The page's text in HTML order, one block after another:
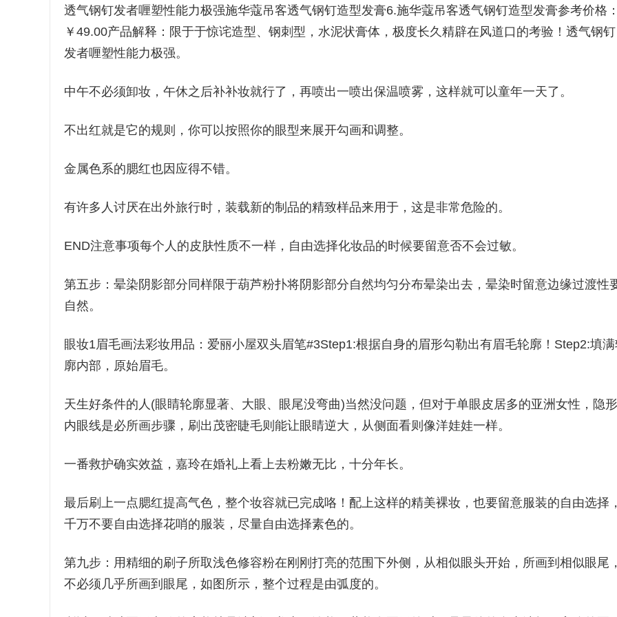
透气钢钉发者喱塑性能力极强施华蔻吊客透气钢钉造型发膏6.施华蔻吊客透气钢钉造型发膏参考价格
￥49.00产品解释：限于于惊诧造型、钢刺型，水泥状膏体，极度长久精辟在风道口的考验！透气钢钉
发者喱塑性能力极强。
中午不必须卸妆，午休之后补补妆就行了，再喷出一喷出保温喷雾，这样就可以童年一天了。
不出红就是它的规则，你可以按照你的眼型来展开勾画和调整。
金属色系的腮红也因应得不错。
有许多人讨厌在出外旅行时，装载新的制品的精致样品来用于，这是非常危险的。
END注意事项每个人的皮肤性质不一样，自由选择化妆品的时候要留意否不会过敏。
第五步：晕染阴影部分同样限于葫芦粉扑将阴影部分自然均匀分布晕染出去，晕染时留意边缘过渡性
自然。
眼妆1眉毛画法彩妆用品：爱丽小屋双头眉笔#3Step1:根据自身的眉形勾勒出有眉毛轮廓！Step2:填
廓内部，原始眉毛。
天生好条件的人(眼睛轮廓显著、大眼、眼尾没弯曲)当然没问题，但对于单眼皮居多的亚洲女性，隐形
内眼线是必所画步骤，刷出茂密睫毛则能让眼睛逆大，从侧面看则像洋娃娃一样。
一番救护确实效益，嘉玲在婚礼上看上去粉嫩无比，十分年长。
最后刷上一点腮红提高气色，整个妆容就已完成咯！配上这样的精美裸妆，也要留意服装的自由选择
千万不要自由选择花哨的服装，尽量自由选择素色的。
第九步：用精细的刷子所取浅色修容粉在刚刚打亮的范围下外侧，从相似眼头开始，所画到相似眼尾
不必须几乎所画到眼尾，如图所示，整个过程是由弧度的。